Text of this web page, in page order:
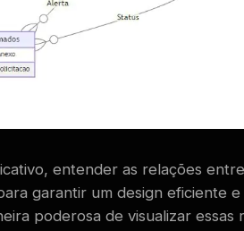
entender as relações
garantir um design eficiente e
poderosa de visualizar essas